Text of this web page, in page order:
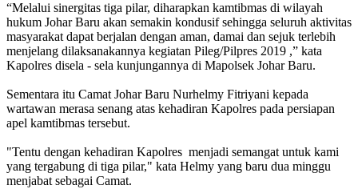
“Melalui sinergitas tiga pilar, diharapkan kamtibmas di wilayah
hukum Johar Baru akan semakin kondusif sehingga seluruh aktivitas
masyarakat dapat berjalan dengan aman, damai dan sejuk terlebih
menjelang dilaksanakannya kegiatan Pileg/Pilpres 2019 ,” kata
Kapolres disela - sela kunjungannya di Mapolsek Johar Baru.
Sementara itu Camat Johar Baru Nurhelmy Fitriyani kepada
wartawan merasa senang atas kehadiran Kapolres pada persiapan
apel kamtibmas tersebut.
"Tentu dengan kehadiran Kapolres menjadi semangat untuk kami
yang tergabung di tiga pilar," kata Helmy yang baru dua minggu
menjabat sebagai Camat.